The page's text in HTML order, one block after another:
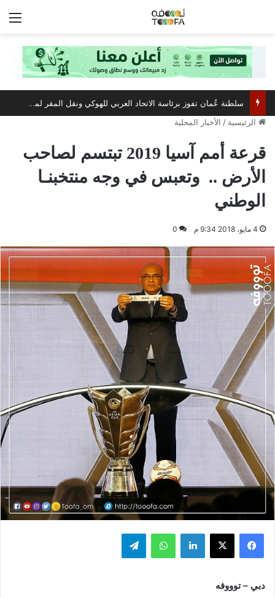
الرئيسية / الأخبار المحلية
قرعة أمم آسيا 2019 تبتسم لصاحب
الأرض .. وتعبس في وجه منتخبنـا
الوطني
4 مايو، 2018 9:34 م 0
فيسبوك ‫X لينكدإن واتساب تيلقرام
دبي – توووفه